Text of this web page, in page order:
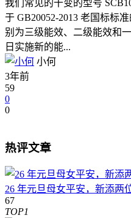
我们常见的干变的型号
于 GB20052-2013 老国标标
别为三级能效、二级能效和
日实施新的能...
小何
3年前
59
0
0
热评文章
26 年元旦母女平安，新添两
67
TOP1